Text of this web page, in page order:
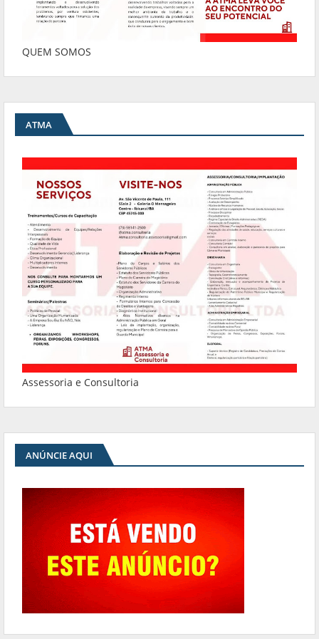
QUEM SOMOS
ATMA
Assessoria e Consultoria
ANÚNCIE AQUI